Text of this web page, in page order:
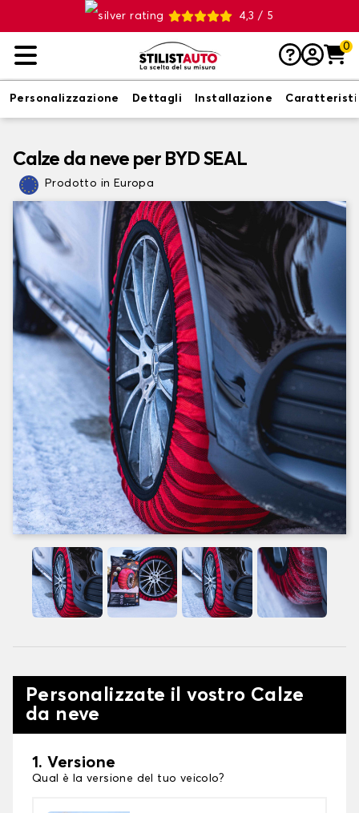
4,3 / 5
0
Personalizzazione Dettagli Installazione
Calze da neve per BYD SEAL
Prodotto in Europa
Personalizzate il vostro Calze
da neve
1. Versione
Qual è la versione del tuo veicolo?